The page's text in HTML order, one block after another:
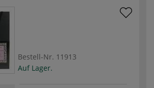
Bestell-Nr. 11913
Auf Lager.